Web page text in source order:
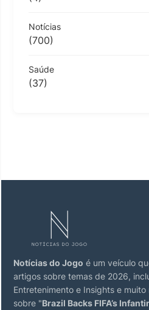
Notícias
(700)
Saúde
(37)
Notícias do Jogo é um veículo
artigos sobre temas de 2026,
Entretenimento e Insights e
sobre "Brazil Backs FIFA’s